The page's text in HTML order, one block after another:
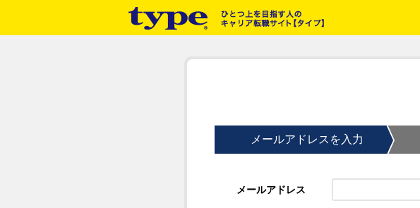
メールアドレスを入力
メールアドレス